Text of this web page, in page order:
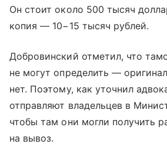
Он стоит около 500 тысяч
копия — 10−15 тысяч рублей.
Добровинский отметил, что
не могут определить —
нет. Поэтому, как уточнил
отправляют владельцев в
чтобы там они могли получить
на вывоз.